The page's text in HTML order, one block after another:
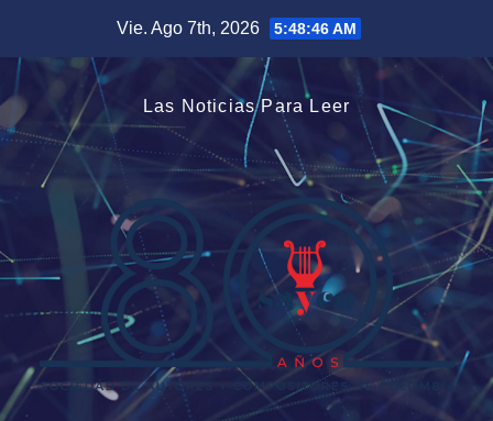
contenido
Vie. Ago 7th, 2026 5:48:47 AM
Las Noticias Para Leer